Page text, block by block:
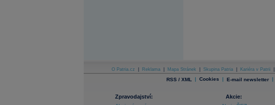
O Patria.cz Reklama Mapa Stránek Skupina Patria Kariéra v Patrii
RSS / XML | Cookies | E-mail newsletter |
Zpravodajství:
Akcie: